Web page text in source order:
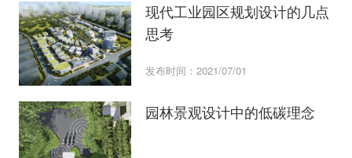
现代工业园区规划设计的几点
思考
发布时间：2021/07/01
园林景观设计中的低碳理念